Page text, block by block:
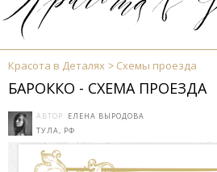
Красота в Деталях Схемы проезда
БАРОККО - СХЕМА ПРОЕЗДА
АВТОР: ЕЛЕНА ВЫРОДОВА
ТУЛА, РФ